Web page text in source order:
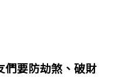
們要防劫煞、破財